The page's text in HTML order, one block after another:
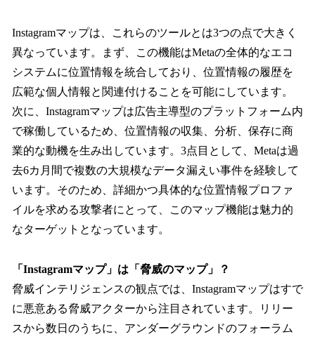
Instagramマップは、これらのツールとは3つの点で大きく
異なっています。まず、この機能はMetaの全体的なエコ
システムに位置情報を統合しており、位置情報の履歴を
広範な個人情報と関連付けることを可能にしています。
次に、Instagramマップは広告主導型のプラットフォーム内
で稼働しているため、位置情報の収集、分析、保存に商
業的な動機を生み出しています。3点目として、Metaは過
去6カ月間で複数の大規模なデータ漏えい事件を経験して
います。そのため、詳細かつ具体的な位置情報プロファ
イルを求める攻撃者にとって、このマップ機能は魅力的
なターゲットとなっています。
「Instagramマップ」は「脅威のマップ」？
脅威インテリジェンスの観点では、Instagramマップはすで
に悪意ある脅威アクターから注目されています。リリー
スから数日のうちに、アンダーグラウンドのフォーラム